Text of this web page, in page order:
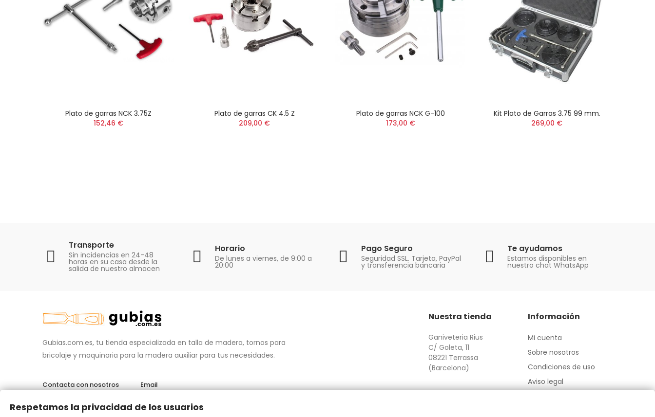
Plato de garras NCK 3.75Z
152,46 €
Plato de garras CK 4.5 Z
209,00 €
Plato de garras NCK G-100
173,00 €
Kit Plato de Garras 3.75 99 mm.
269,00 €
Transporte
Sin incidencias en 24-48
horas en su casa desde la
salida de nuestro almacen
Horario
De lunes a viernes, de 9:00 a
20:00
Pago Seguro
Seguridad SSL. Tarjeta, PayPal
y transferencia bancaria
Te ayudamos
Estamos disponibles en
nuestro chat WhatsApp
Gubias.com.es, tu tienda especializada en talla de madera, tornos para
bricolaje y maquinaria para la madera auxiliar para tus necesidades.
Contacta con nosotros Email
info@gubias.com.es
Nuestra tienda
Ganiveteria Rius
C/ Goleta, 11
08221 Terrassa
(Barcelona)
Información
Mi cuenta
Sobre nosotros
Condiciones de uso
Aviso legal
Respetamos la privacidad de los usuarios